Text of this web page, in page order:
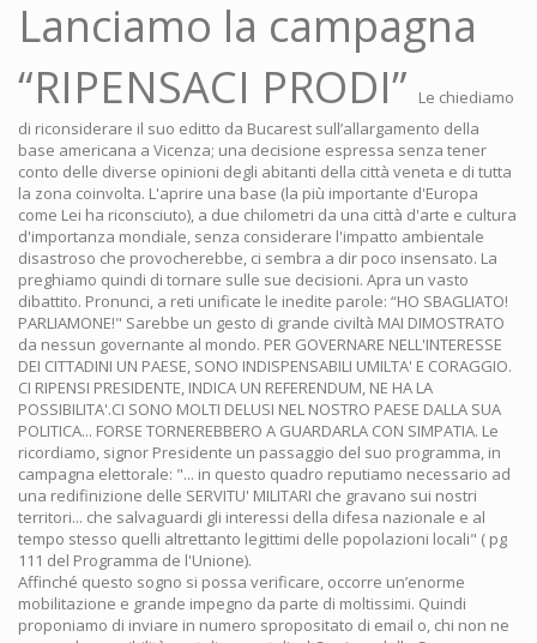
Lanciamo la campagna
“RIPENSACI PRODI”
Le chiediamo
di riconsiderare il suo editto da Bucarest sull’allargamento della
base americana a Vicenza; una decisione espressa senza tener
conto delle diverse opinioni degli abitanti della città veneta e di tutta
la zona coinvolta. L'aprire una base (la più importante d'Europa
come Lei ha riconsciuto), a due chilometri da una città d'arte e cultura
d'importanza mondiale, senza considerare l'impatto ambientale
disastroso che provocherebbe, ci sembra a dir poco insensato. La
preghiamo quindi di tornare sulle sue decisioni. Apra un vasto
dibattito. Pronunci, a reti unificate le inedite parole: “HO SBAGLIATO!
PARLIAMONE!" Sarebbe un gesto di grande civiltà MAI DIMOSTRATO
da nessun governante al mondo. PER GOVERNARE NELL'INTERESSE
DEI CITTADINI UN PAESE, SONO INDISPENSABILI UMILTA' E CORAGGIO.
CI RIPENSI PRESIDENTE, INDICA UN REFERENDUM, NE HA LA
POSSIBILITA'.CI SONO MOLTI DELUSI NEL NOSTRO PAESE DALLA SUA
POLITICA... FORSE TORNEREBBERO A GUARDARLA CON SIMPATIA. Le
ricordiamo, signor Presidente un passaggio del suo programma, in
campagna elettorale: "... in questo quadro reputiamo necessario ad
una redifinizione delle SERVITU' MILITARI che gravano sui nostri
territori... che salvaguardi gli interessi della difesa nazionale e al
tempo stesso quelli altrettanto legittimi delle popolazioni locali" ( pg
111 del Programma de l'Unione).
Affinché questo sogno si possa verificare, occorre un’enorme
mobilitazione e grande impegno da parte di moltissimi. Quindi
proponiamo di inviare in numero spropositato di email o, chi non ne